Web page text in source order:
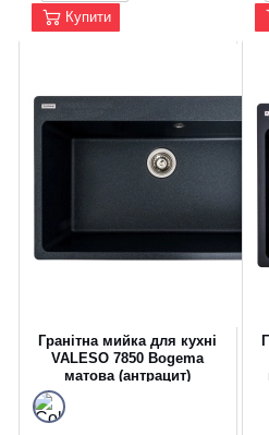
Купити
Гранітна мийка для кухні
VALESO 7850 Bogema
матова (антрацит)